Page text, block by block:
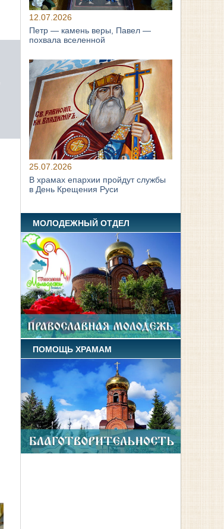
12.07.2026
Петр — камень веры, Павел —
похвала вселенной
25.07.2026
В храмах епархии пройдут службы
в День Крещения Руси
МОЛОДЕЖНЫЙ ОТДЕЛ
ПОМОЩЬ ХРАМАМ